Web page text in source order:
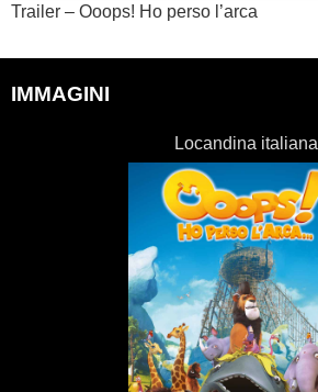
Trailer – Ooops! Ho perso l’arca
IMMAGINI
Locandina italiana